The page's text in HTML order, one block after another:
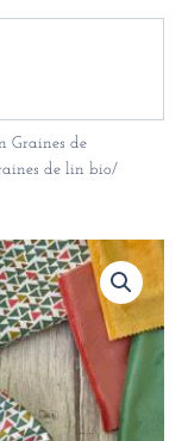
Graines de
de lin bio/